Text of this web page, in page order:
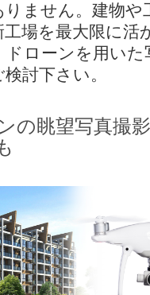
りません。建物や
工場を最大限に活
ドローンを用いた
討下さい。
の眺望写真撮